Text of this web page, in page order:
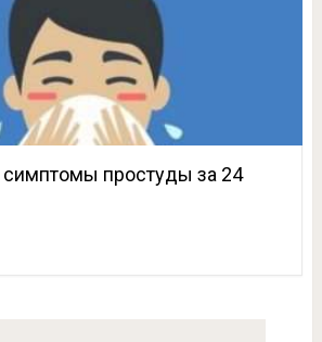
симптомы простуды за 24